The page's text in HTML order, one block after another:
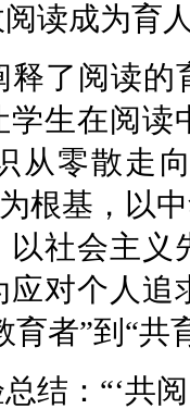
读成为育
释了阅读
生在阅
从零散走
根基，以
社会主
对个人
育者”到“共
结：“‘共